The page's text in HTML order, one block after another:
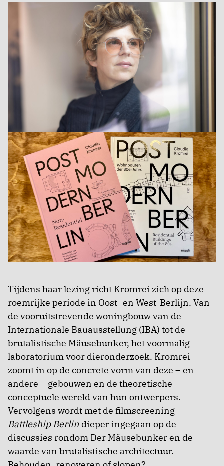
Tijdens haar lezing richt Kromrei zich op deze
roemrijke periode in Oost- en West-Berlijn. Van
de vooruitstrevende woningbouw van de
Internationale Bauausstellung (IBA) tot de
brutalistische Mäusebunker, het voormalig
laboratorium voor dieronderzoek. Kromrei
zoomt in op de concrete vorm van deze – en
andere – gebouwen en de theoretische
conceptuele wereld van hun ontwerpers.
Vervolgens wordt met de filmscreening
Battleship Berlin dieper ingegaan op de
discussies rondom Der Mäusebunker en de
waarde van brutalistische architectuur.